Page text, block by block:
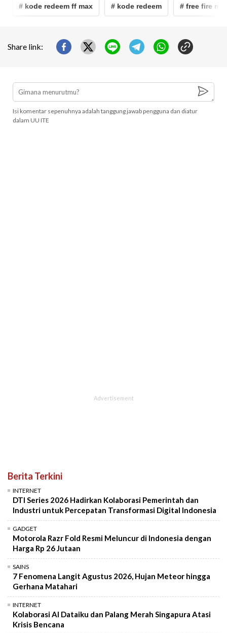
# kode redeem ff max # kode redeem # free fire max
Share link:
Isi komentar sepenuhnya adalah tanggung jawab pengguna dan diatur
dalam UU ITE
Berita Terkini
INTERNET
DTI Series 2026 Hadirkan Kolaborasi Pemerintah dan
Industri untuk Percepatan Transformasi Digital Indonesia
GADGET
Motorola Razr Fold Resmi Meluncur di Indonesia dengan
Harga Rp 26 Jutaan
SAINS
7 Fenomena Langit Agustus 2026, Hujan Meteor hingga
Gerhana Matahari
INTERNET
Kolaborasi AI Dataiku dan Palang Merah Singapura Atasi
Krisis Bencana